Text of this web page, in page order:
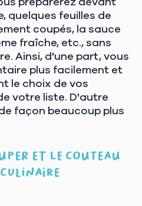
quelques feuilles de
coupés, la sauce
fraîche, etc., sans
Ainsi, d'une part, vous
plus facilement et
le choix de vos
votre liste. D'autre
façon beaucoup plus
et le couteau
culinaire